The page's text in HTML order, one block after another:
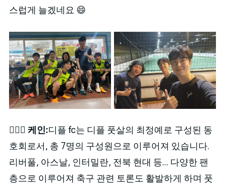
스럽게 늘겠네요 😄
🙋🏻‍♂️ 케인:디플 fc는 디플 풋살의 최정예로 구성된 동
호회로서, 총 7명의 구성원으로 이루어져 있습니다.
리버풀, 아스날, 인터밀란, 전북 현대 등... 다양한 팬
층으로 이루어져 축구 관련 토론도 활발하게 하며 풋